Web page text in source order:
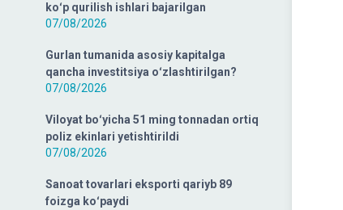
koʻp qurilish ishlari bajarilgan
07/08/2026
Gurlan tumanida asosiy kapitalga
qancha investitsiya oʻzlashtirilgan?
07/08/2026
Viloyat boʻyicha 51 ming tonnadan ortiq
poliz ekinlari yetishtirildi
07/08/2026
Sanoat tovarlari eksporti qariyb 89
foizga koʻpaydi